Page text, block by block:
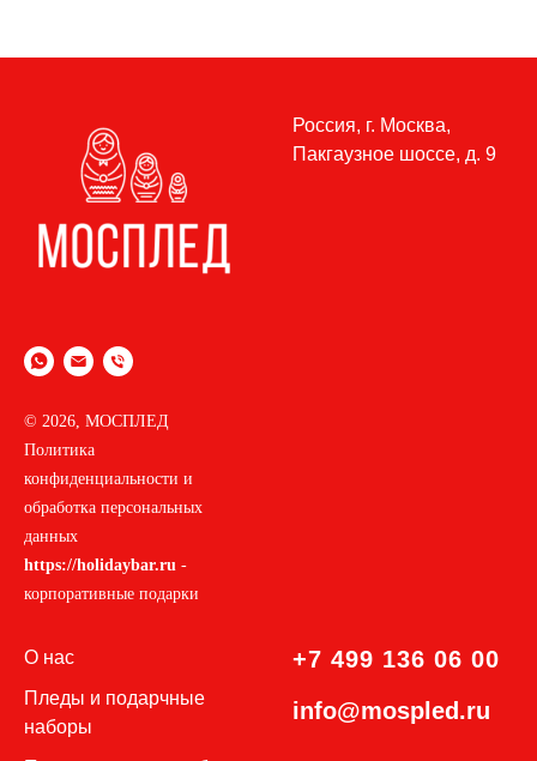
© 2026, МОСПЛЕД
Политика
конфиденциальности и
обработка персональных
данных
https://holidaybar.ru -
корпоративные подарки
Россия, г. Москва,
Пакгаузное шоссе, д. 9
О нас
Пледы и подарчные
наборы
+7 499 136 06 00
info@mospled.ru